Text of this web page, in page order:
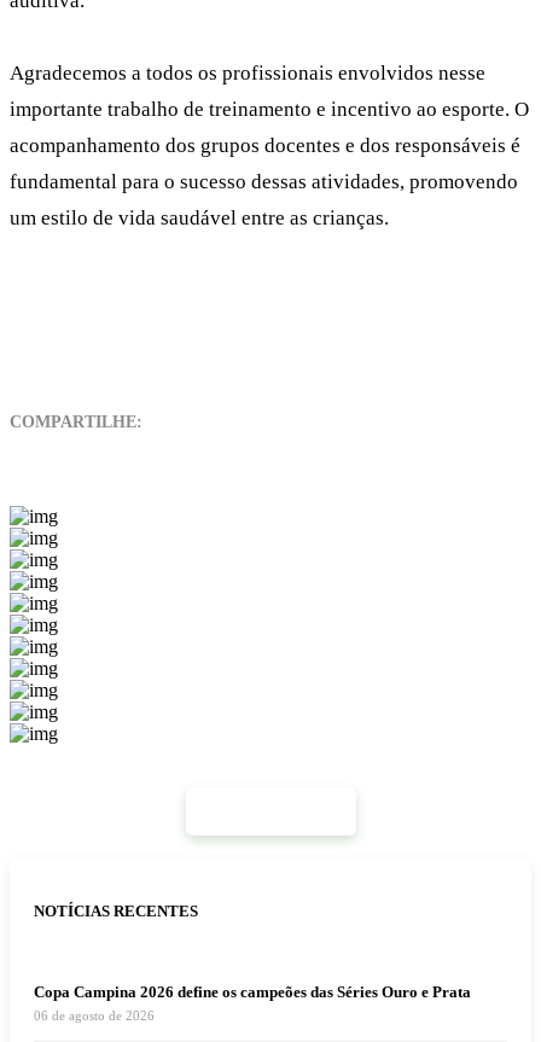
Agradecemos a todos os profissionais envolvidos nesse
importante trabalho de treinamento e incentivo ao esporte. O
acompanhamento dos grupos docentes e dos responsáveis é
fundamental para o sucesso dessas atividades, promovendo
um estilo de vida saudável entre as crianças.
COMPARTILHE:
NOTÍCIAS RECENTES
Copa Campina 2026 define os campeões das Séries Ouro e Prata
06 de agosto de 2026